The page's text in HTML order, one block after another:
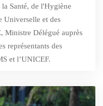
Santé, de l'Hygiène
Universelle et des
Ministre Délégué auprès
représentants des
et l’UNICEF.